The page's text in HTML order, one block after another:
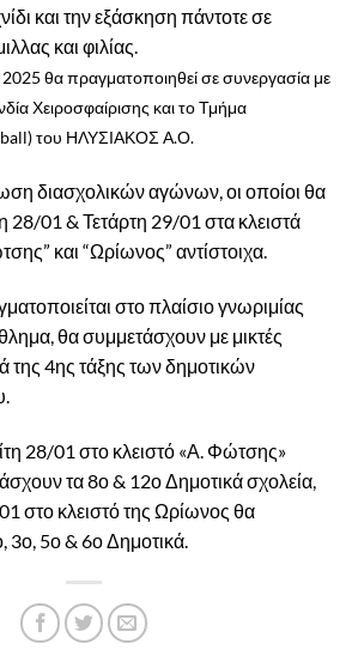
και την εξάσκηση πάντοτε σε
και φιλίας.
θα πραγματοποιηθεί σε συνεργασία με
Χειροσφαίρισης και το Τμήμα
του ΗΛΥΣΙΑΚΟΣ Α.Ο.
διασχολικών αγώνων, οι οποίοι θα
28/01 & Τετάρτη 29/01 στα κλειστά
και “Ωρίωνος” αντίστοιχα.
στο πλαίσιο γνωριμίας
θα συμμετάσχουν με μικτές
της 4ης τάξης των δημοτικών
28/01 στο κλειστό «Α. Φώτσης»
τα 8ο & 12ο Δημοτικά σχολεία,
στο κλειστό της Ωρίωνος θα
3ο, 5ο & 6ο Δημοτικά.